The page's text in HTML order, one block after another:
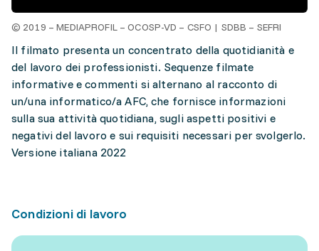
© 2019 – MEDIAPROFIL – OCOSP-VD – CSFO | SDBB – SEFRI
Il filmato presenta un concentrato della quotidianità e
del lavoro dei professionisti. Sequenze filmate
informative e commenti si alternano al racconto di
un/una informatico/a AFC, che fornisce informazioni
sulla sua attività quotidiana, sugli aspetti positivi e
negativi del lavoro e sui requisiti necessari per svolgerlo.
Versione italiana 2022
Condizioni di lavoro